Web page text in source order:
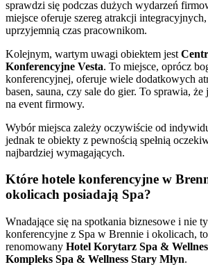
sprawdzi się podczas dużych wydarzeń
miejsce oferuje szereg atrakcji
uprzyjemnią czas pracownikom.
Kolejnym, wartym uwagi obiektem jest
Konferencyjne Vesta. To miejsce, oprócz
konferencyjnej, oferuje wiele dodatkowych
basen, sauna, czy sale do gier. To sprawia, że
na event firmowy.
Wybór miejsca zależy oczywiście od
jednak te obiekty z pewnością spełnią
najbardziej wymagających.
Które hotele konferencyjne w
okolicach posiadają Spa?
Wnadające się na spotkania biznesowe i nie
konferencyjne z Spa w Brennie i okolicach,
renomowany Hotel Korytarz Spa &
Kompleks Spa & Wellness Stary Młyn.